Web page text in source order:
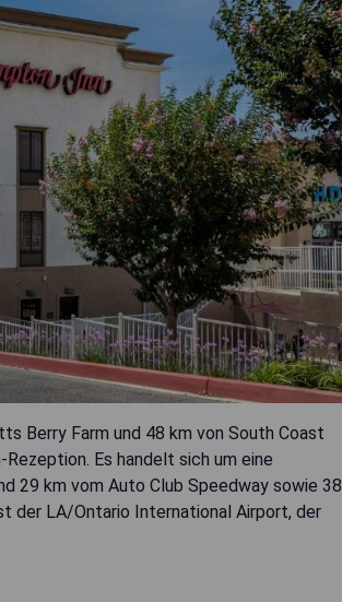
Berry Farm und 48 km von South Coast
Es handelt sich um eine
29 km vom Auto Club Speedway sowie 38
der LA/Ontario International Airport, der